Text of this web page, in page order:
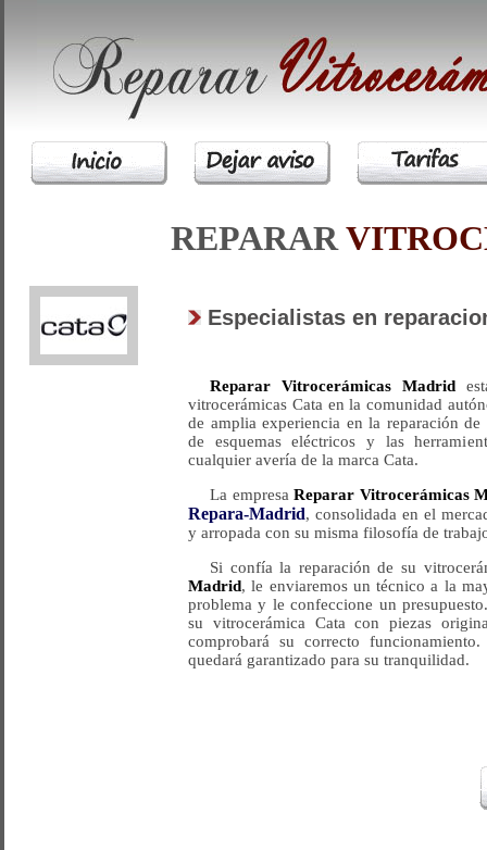
REPARAR
Especialistas en
Reparar Vitrocerámicas Madrid
vitrocerámicas Cata en la comunidad
de amplia experiencia en la reparación
de esquemas eléctricos y las
cualquier avería de la marca Cata.
La empresaReparar Vitrocerámicas
Repara-Madrid, consolidada en el
y arropada con su misma filosofía de
Si confía la reparación de su
Madrid, le enviaremos un técnico a la
problema y le confeccione un
su vitrocerámica Cata con piezas
comprobará su correcto
quedará garantizado para su tranquilidad.